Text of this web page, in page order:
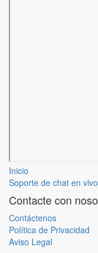
Inicio
Soporte de chat en vivo
Contacte con
Contáctenos
Política de Privacidad
Aviso Legal